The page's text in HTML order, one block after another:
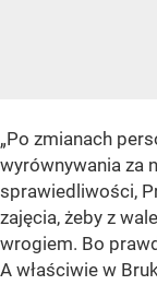
„Po zmianach
wyrównywania za
sprawiedliwości,
zajęcia, żeby z
wrogiem. Bo
A właściwie w